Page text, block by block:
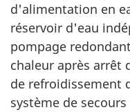
d'alimentation en
réservoir d'eau
pompage
chaleur après arrêt
de refroidissement
système de